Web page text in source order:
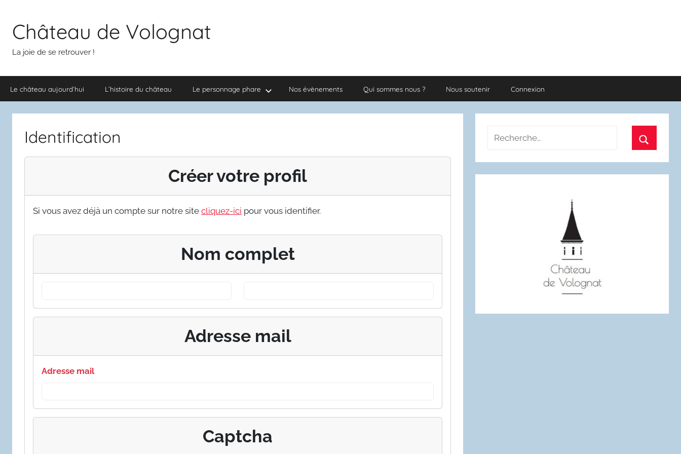
contenuChâteau de Volognat
La joie de se retrouver !
Le château aujourd’hui L’histoire du château Le personnage phare Nos évènements Qui sommes nous ? Nous soutenir Connexion
Identification
Créer votre profil
Si vous avez déjà un compte sur notre site cliquez-ici pour vous identifier.
Nom complet
Adresse mail
Adresse mail
Captcha
Recherche
: